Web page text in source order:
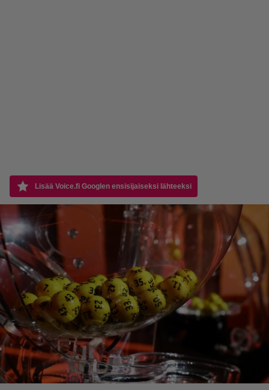
Lisää Voice.fi Googlen ensisijaiseksi lähteeksi